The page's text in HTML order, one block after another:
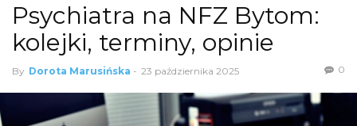
Psychiatra na NFZ Bytom:
kolejki, terminy, opinie
By Dorota Marusińska - 23 października 2025 0